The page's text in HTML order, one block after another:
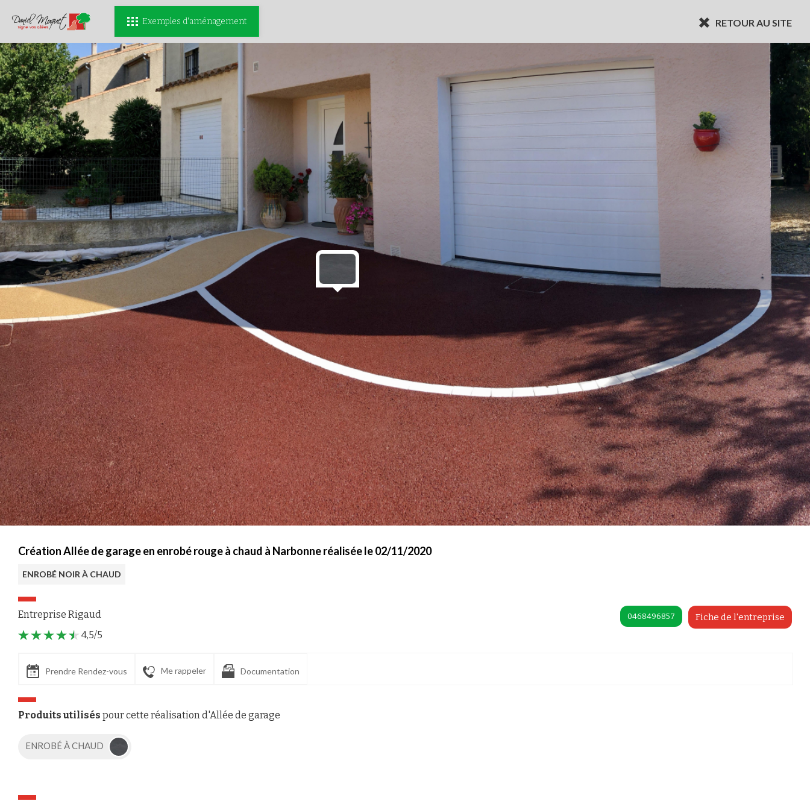
RETOUR AU SITE
Exemples d'aménagement
Création Allée de garage en enrobé rouge à chaud à Narbonne réalisée le 02/11/2020
ENROBÉ NOIR À CHAUD
Entreprise Rigaud Fiche de l'entreprise
0468496857
4,5/5
Prendre Rendez-vous Me rappeler Documentation
Produits utilisés pour cette réalisation d'Allée de garage
ENROBÉ À CHAUD